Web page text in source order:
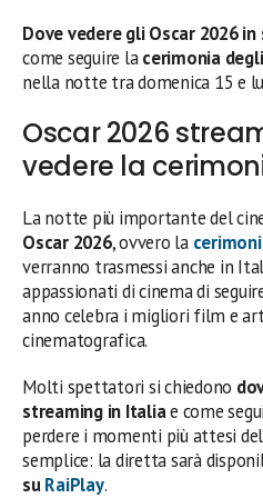
Dove vedere gli Oscar 2026
come seguire lacerimonia
nella notte tra domenica 15 e
Oscar 2026
vedere la
La notte più importante del
Oscar 2026, ovvero la
verranno trasmessi anche in
appassionati di cinema di
anno celebra i migliori film e
cinematografica.
Molti spettatori si chiedono
streaming in Italiae come
perdere i momenti più attesi
semplice: la diretta sarà
suRaiPlay.